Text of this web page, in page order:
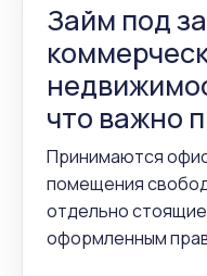
Займ под
что важно
Принимаются
помещения
отдельно
оформленным